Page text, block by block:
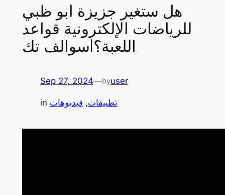
هل ستغير جزيزة ابو ظبي
للرياضات الإلكترونية قواعد
اللعبة؟|سوالف تك
Sep 27, 2024—byuser
in تطبيقات, فيديوهات